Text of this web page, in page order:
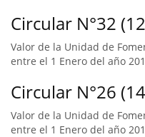
Circular N°32
Valor de la Unidad de
entre el 1 Enero del año
Circular N°26
Valor de la Unidad de
entre el 1 Enero del año